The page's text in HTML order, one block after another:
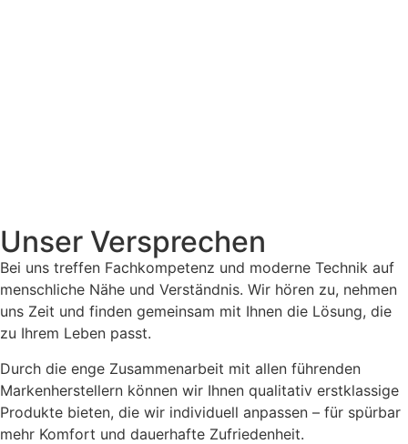
Unser Versprechen
Bei uns treffen Fachkompetenz und moderne Technik auf
menschliche Nähe und Verständnis. Wir hören zu, nehmen
uns Zeit und finden gemeinsam mit Ihnen die Lösung, die
zu Ihrem Leben passt.
Durch die enge Zusammenarbeit mit allen führenden
Markenherstellern können wir Ihnen qualitativ erstklassige
Produkte bieten, die wir individuell anpassen – für spürbar
mehr Komfort und dauerhafte Zufriedenheit.